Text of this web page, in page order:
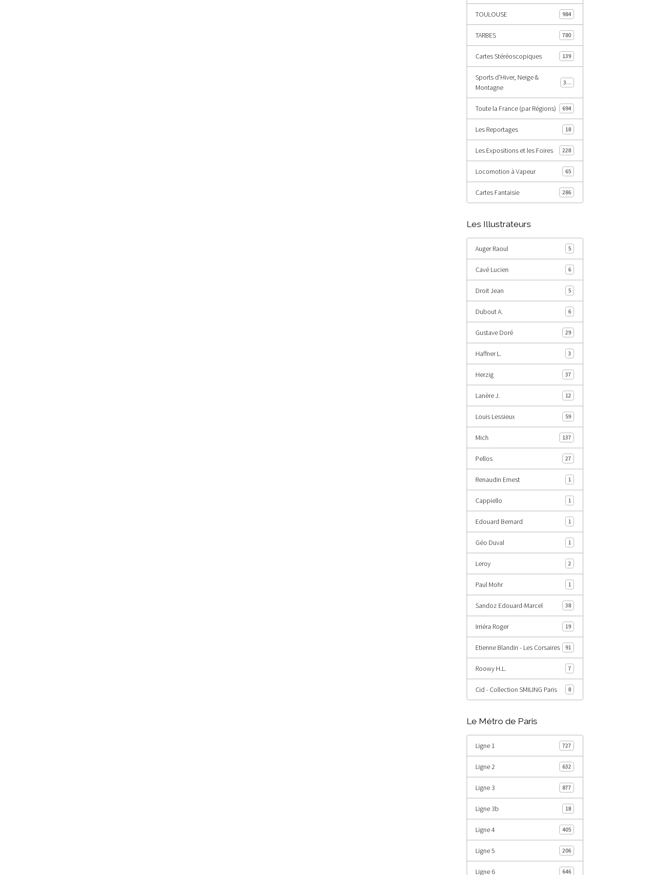
TOULOUSE 984
TARBES 780
Cartes Stéréoscopiques 139
Sports d'Hiver, Neige &
Montagne
343
Toute la France (par Régions) 694
Les Reportages 18
Les Expositions et les Foires 228
Locomotion à Vapeur 65
Cartes Fantaisie 286
Les Illustrateurs
Auger Raoul 5
Cavé Lucien 6
Droit Jean 5
Dubout A. 6
Gustave Doré 29
Haffner L. 3
Herzig 37
Lanère J. 12
Louis Lessieux 59
Mich 137
Pellos 27
Renaudin Ernest 1
Cappiello 1
Edouard Bernard 1
Géo Duval 1
Leroy 2
Paul Mohr 1
Sandoz Edouard-Marcel 38
Irriéra Roger 19
Etienne Blandin - Les Corsaires 91
Roowy H.L. 7
Cid - Collection SMILING Paris 8
Le Métro de Paris
Ligne 1 727
Ligne 2 632
Ligne 3 877
Ligne 3b 18
Ligne 4 405
Ligne 5 206
Ligne 6 646